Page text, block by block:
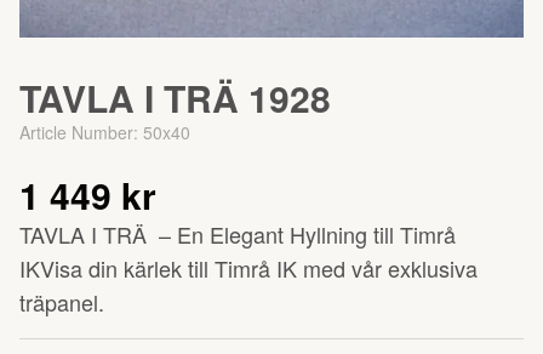
TAVLA I TRÄ 1928
Article Number: 50x40
1 449 kr
TAVLA I TRÄ – En Elegant Hyllning till Timrå
IKVisa din kärlek till Timrå IK med vår exklusiva
träpanel.